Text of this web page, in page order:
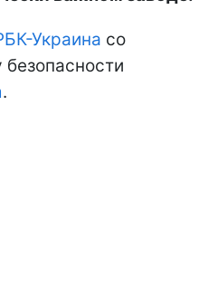
Украина со
.